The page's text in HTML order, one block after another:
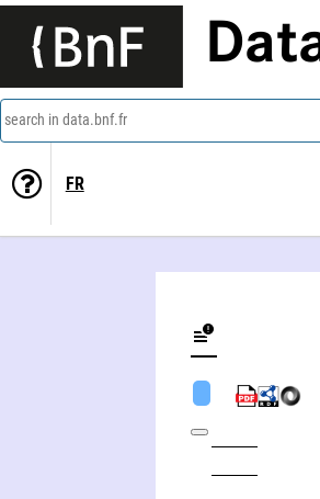
search in data.bnf.fr
FR